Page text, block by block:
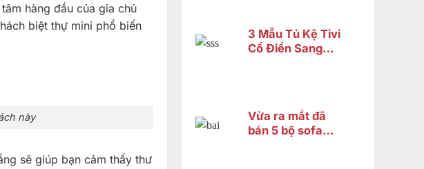
hàng đầu của gia chủ
biệt thự mini phổ biến
này
sẽ giúp bạn cảm thấy thư
3 Mẫu Tủ Kệ Tivi
Cổ Điển Sang
Vừa ra mắt đã
bán 5 bộ sofa